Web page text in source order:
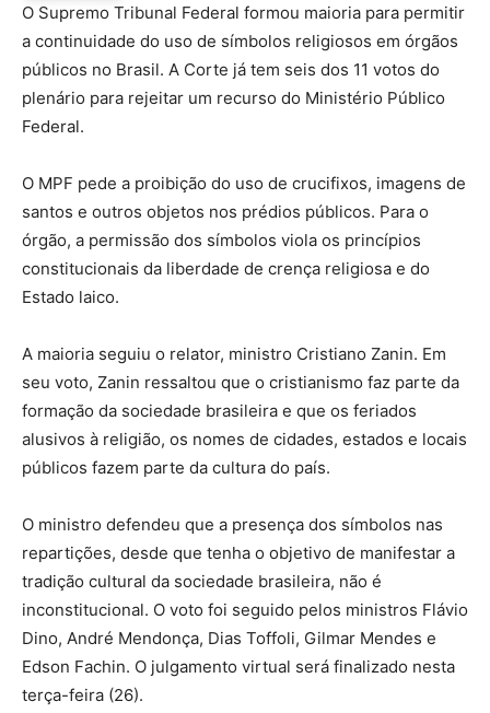
O Supremo Tribunal Federal formou maioria para permitir
a continuidade do uso de símbolos religiosos em órgãos
públicos no Brasil. A Corte já tem seis dos 11 votos do
plenário para rejeitar um recurso do Ministério Público
Federal.
O MPF pede a proibição do uso de crucifixos, imagens de
santos e outros objetos nos prédios públicos. Para o
órgão, a permissão dos símbolos viola os princípios
constitucionais da liberdade de crença religiosa e do
Estado laico.
A maioria seguiu o relator, ministro Cristiano Zanin. Em
seu voto, Zanin ressaltou que o cristianismo faz parte da
formação da sociedade brasileira e que os feriados
alusivos à religião, os nomes de cidades, estados e locais
públicos fazem parte da cultura do país.
O ministro defendeu que a presença dos símbolos nas
repartições, desde que tenha o objetivo de manifestar a
tradição cultural da sociedade brasileira, não é
inconstitucional. O voto foi seguido pelos ministros Flávio
Dino, André Mendonça, Dias Toffoli, Gilmar Mendes e
Edson Fachin. O julgamento virtual será finalizado nesta
terça-feira (26).